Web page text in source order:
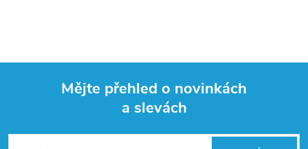
Mějte přehled o novinkách
a slevách